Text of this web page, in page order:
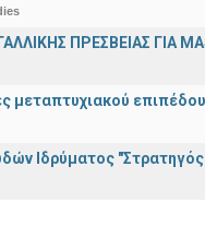
ΠΡΕΣΒΕΙΑΣ ΓΙΑ
μεταπτυχιακού
Ιδρύματος